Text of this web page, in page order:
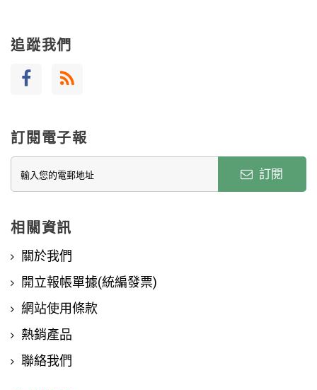
追蹤我們
訂閱電子報
訂閱
相關資訊
關於我們
開立報帳單據(統編發票)
網站使用條款
熱銷產品
聯絡我們